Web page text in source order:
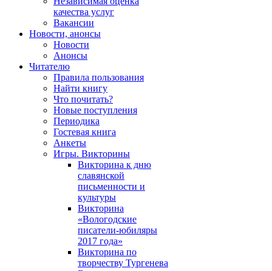
качества услуг
Вакансии
Новости, анонсы
Новости
Анонсы
Читателю
Правила пользования
Найти книгу
Что почитать?
Новые поступления
Периодика
Гостевая книга
Анкеты
Игры. Викторины
Викторина к дню
славянской
письменности и
культуры
Викторина
«Вологодские
писатели-юбиляры
2017 года»
Викторина по
творчеству Тургенева